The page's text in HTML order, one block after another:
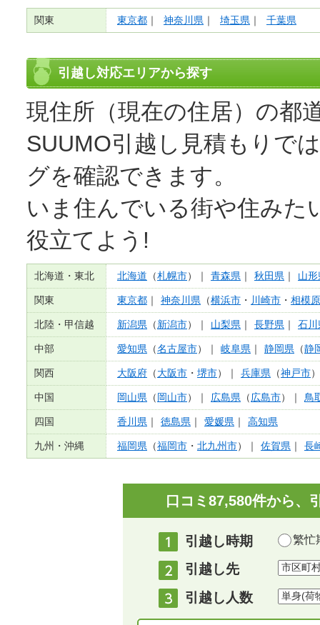
関東 東京都 神奈川県 埼玉県 千葉県
引越し対応エリアから探す
現住所（現在の住居）の都
SUUMO引越し見積もりで
グを確認できます。
いま住んでいる街や住みた
役立てよう!
北海道・東北 北海道 （札幌市）｜ 青森県 ｜ 秋田県 ｜ 山形
関東 東京都 ｜ 神奈川県 （横浜市 ・ 川崎市 ・ 相模
北陸・甲信越 新潟県 （新潟市）｜ 山梨県 ｜ 長野県 ｜ 石川
中部 愛知県 （名古屋市）｜ 岐阜県 ｜ 静岡県 （静
関西 大阪府 （大阪市 ・ 堺市）｜ 兵庫県 （神戸市
中国 岡山県 （岡山市）｜ 広島県 （広島市）｜ 鳥
四国 香川県 ｜ 徳島県 ｜ 愛媛県 ｜ 高知県
九州・沖縄 福岡県 （福岡市 ・ 北九州市）｜ 佐賀県 ｜ 長
口コミ87,580件から、
引越し時期 繁忙
引越し先
引越し人数